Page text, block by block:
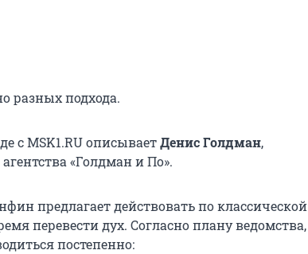
разных подхода.
с MSK1.RU описываетДенис Голдман,
«Голдман и По».
предлагает действовать по классической
перевести дух. Согласно плану ведомства,
постепенно: